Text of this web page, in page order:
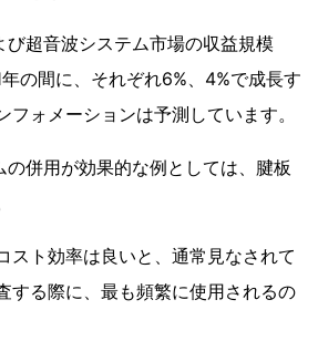
び超音波システム市場の収益規模
の間に、それぞれ6%、4%で成長す
フォメーションは予測しています。
の併用が効果的な例としては、腱板
スト効率は良いと、通常見なされて
する際に、最も頻繁に使用されるの